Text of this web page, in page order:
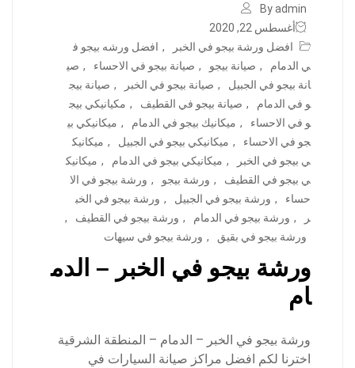
By admin
أغسطس 22, 2020
افضل ورشة بيجو في الخبر
, افضل ورشه بيجو ف
ي الدمام
, صيانة بيجو , صيانة بيجو في الاحساء , صي
انة بيجو في الجبيل
, صيانة بيجو في الخبر , صيانة بيج
و في الدمام
, صيانة بيجو في القطيف , مكيانيكي بيج
و في الاحساء
, ميكانيك بيجو في الدمام , ميكانيكي بي
جو في الاحساء
, ميكانيكي بيجو في الجبيل , ميكانيك
ي بيجو في الخبر
, ميكانيكي بيجو في الدمام , ميكانيك
ي بيجو في القطيف
, ورشة بيجو , ورشة بيجو في الا
حساء
, ورشة بيجو في الجبيل , ورشة بيجو في الخب
ر
, ورشة بيجو في الدمام , ورشة بيجو في القطيف
,
ورشة بيجو في بقيق
, ورشة بيجو في سيهات
ورشة بيجو في الخبر – الدم
ام
ورشة بيجو في الخبر – الدمام – المنطقة الشرقية
اخترنا لكم افضل مراكز صيانة السيارات في